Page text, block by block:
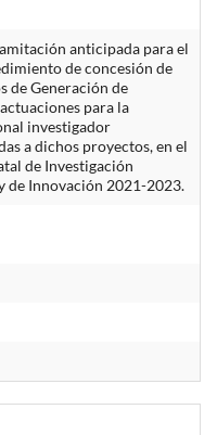
anticipada para el
de concesión de
de Generación de
para la
investigador
a dichos proyectos, en el
de Investigación
de Innovación 2021-2023.